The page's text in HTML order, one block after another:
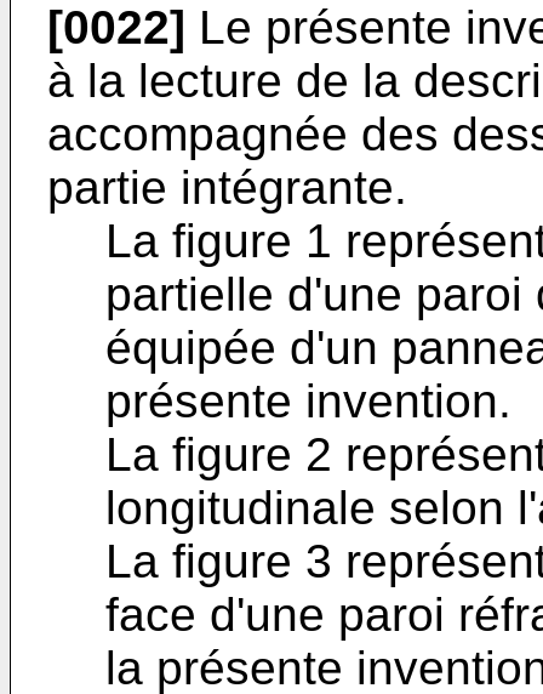
[0022] Le présente
à la lecture de la
accompagnée des
partie intégrante.
La figure 1
partielle d'une paroi
équipée d'un
présente invention.
La figure 2
longitudinale selon
La figure 3
face d'une paroi
la présente